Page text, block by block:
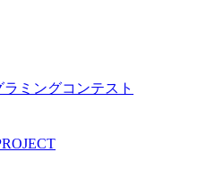
ミングコンテスト